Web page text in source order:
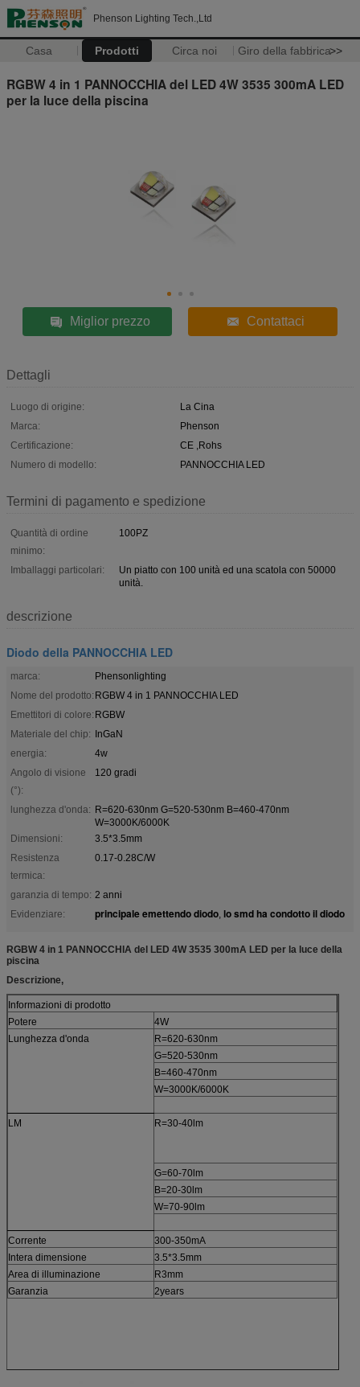
Phenson Lighting Tech.,Ltd
Casa Prodotti Circa noi Giro della fabbrica>>
RGBW 4 in 1 PANNOCCHIA del LED 4W 3535 300mA LED
per la luce della piscina
Miglior prezzo Contattaci
Dettagli
Luogo di origine:
La Cina
Marca:
Phenson
Certificazione:
CE ,Rohs
Numero di modello:
PANNOCCHIA LED
Termini di pagamento e spedizione
Quantità di ordine
minimo:
100PZ
Imballaggi particolari:
Un piatto con 100 unità ed una scatola con 50000
unità.
descrizione
Diodo della PANNOCCHIA LED
marca:
Phensonlighting
Nome del prodotto: RGBW 4 in 1 PANNOCCHIA LED
Emettitori di colore: RGBW
Materiale del chip: InGaN
energia:
4w
Angolo di visione
(°):
120 gradi
lunghezza d'onda: R=620-630nm G=520-530nm B=460-470nm
W=3000K/6000K
Dimensioni:
3.5*3.5mm
Resistenza
termica:
0.17-0.28C/W
garanzia di tempo: 2 anni
Evidenziare:
principale emettendo diodo, lo smd ha condotto il diodo
RGBW 4 in 1 PANNOCCHIA del LED 4W 3535 300mA LED per la luce della
piscina
Descrizione,
Informazioni di prodotto
Potere
4W
Lunghezza d'onda
R=620-630nm
G=520-530nm
B=460-470nm
W=3000K/6000K
LM R=30-40lm
G=60-70lm
B=20-30lm
W=70-90lm
Corrente
300-350mA
Intera dimensione
3.5*3.5mm
Area di illuminazione
R3mm
Garanzia
2years